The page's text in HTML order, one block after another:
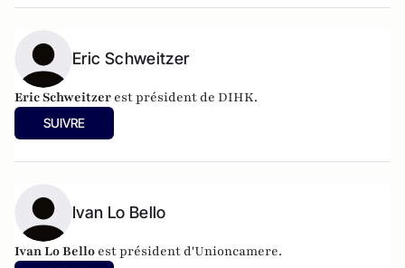
Eric Schweitzer
Eric Schweitzer est président de DIHK.
SUIVRE
Ivan Lo Bello
Ivan Lo Bello est président d'Unioncamere.